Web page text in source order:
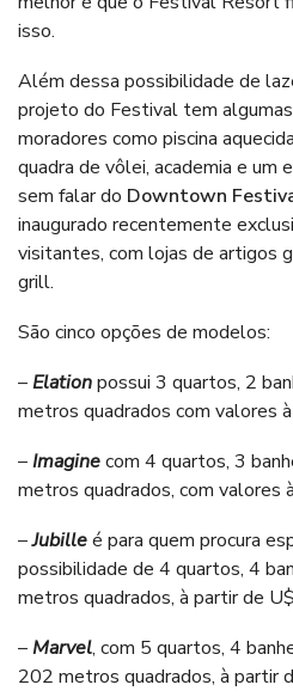
isso.
Além dessa possibilidade de
projeto do Festival tem
moradores como piscina
quadra de vôlei, academia e um
sem falar do Downtown
inaugurado recentemente
visitantes, com lojas de artigos
grill.
São cinco opções de modelos:
–Elationpossui 3 quartos, 2
metros quadrados com valores
–Imaginecom 4 quartos, 3
metros quadrados, com
–Jubilleé para quem procura
possibilidade de 4 quartos, 4
metros quadrados, à partir de
–Marvel, com 5 quartos, 4
202 metros quadrados, à partir